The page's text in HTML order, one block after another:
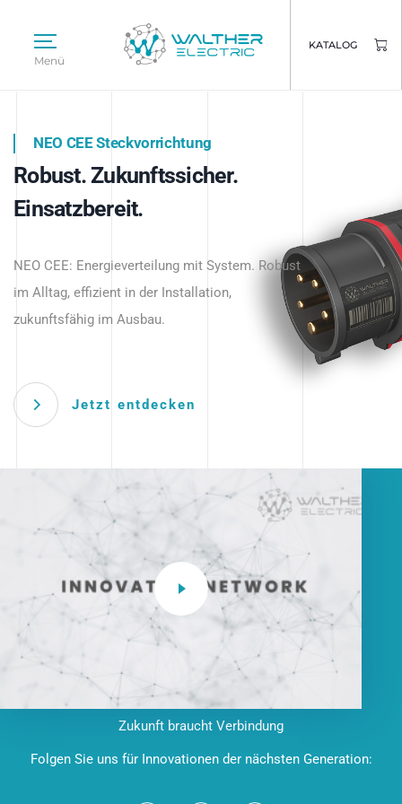
Menü
KATALOG
Intelligente Stromverteilung
beginnt hier.
NEO CEE Steckvorrichtung
Robust. Zukunftssicher.
Einsatzbereit.
NEO CEE: Energieverteilung mit System. Robust
im Alltag, effizient in der Installation,
zukunftsfähig im Ausbau.
Jetzt entdecken
Intelligenz trifft Energie.
Anwendungen – robust, IP-geschützt und
zukunftsfähig.
Zukunft braucht Verbindung
Folgen Sie uns für Innovationen der nächsten Generation: